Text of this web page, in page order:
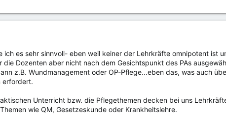
ich es sehr sinnvoll- eben weil keiner der Lehrkräfte omnipotent ist
die Dozenten aber nicht nach dem Gesichtspunkt des PAs
z.B. Wundmanagement oder OP-Pflege...eben das, was auch
erfordert.
Unterricht bzw. die Pflegethemen decken bei uns
wie QM, Gesetzeskunde oder Krankheitslehre.